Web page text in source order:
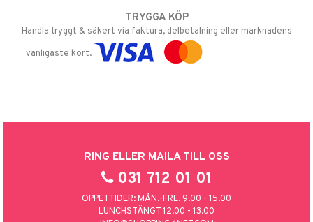
TRYGGA KÖP
Handla tryggt & säkert via faktura, delbetalning eller marknadens
vanligaste kort.
RING ELLER MAILA TILL OSS
031 712 01 01
ÖPPETTIDER: MÅN.-FRE. 9.00 - 15.00
LUNCHSTÄNGT 12.00 - 13.00